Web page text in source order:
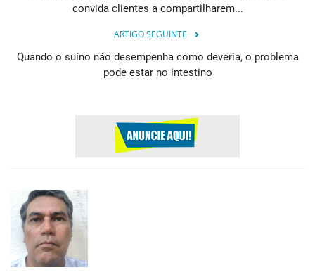
convida clientes a compartilharem...
ARTIGO SEGUINTE
Quando o suíno não desempenha como deveria, o problema
pode estar no intestino